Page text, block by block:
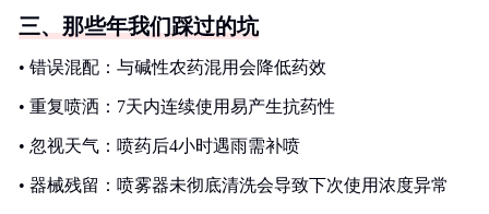
三、那些年我们踩过的坑
• 错误混配：与碱性农药混用会降低药效
• 重复喷洒：7天内连续使用易产生抗药性
• 忽视天气：喷药后4小时遇雨需补喷
• 器械残留：喷雾器未彻底清洗会导致下次使用浓度异常